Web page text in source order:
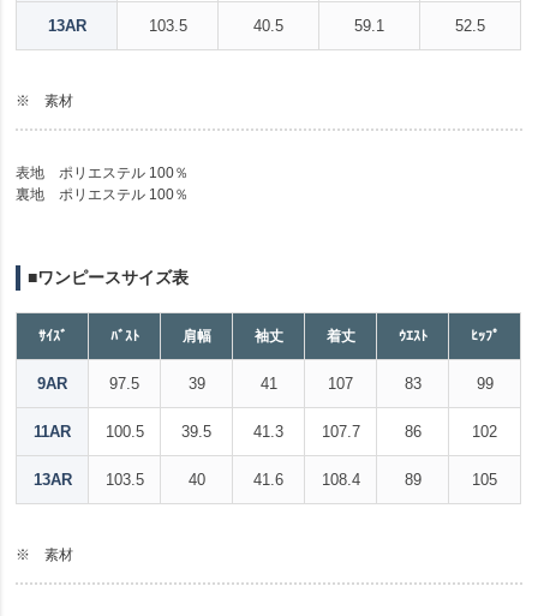
13AR 103.5 40.5 59.1 52.5
※ 素材
表地 ポリエステル 100％
裏地 ポリエステル 100％
■ワンピースサイズ表
ｻｲｽﾞ ﾊﾞｽﾄ 肩幅 袖丈 着丈 ｳｴｽﾄ ﾋｯﾌﾟ
9AR 97.5 39 41 107 83 99
11AR 100.5 39.5 41.3 107.7 86 102
13AR 103.5 40 41.6 108.4 89 105
※ 素材